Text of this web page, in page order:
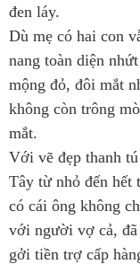
đen láy.
Dù mẹ có hai con
nang toàn diện
mộng đỏ, đôi mắt
không còn trông
mắt.
Với vẽ đẹp thanh
Tây từ nhỏ đến hết
có cái ông không
với người vợ cả, đã
gởi tiền trợ cấp